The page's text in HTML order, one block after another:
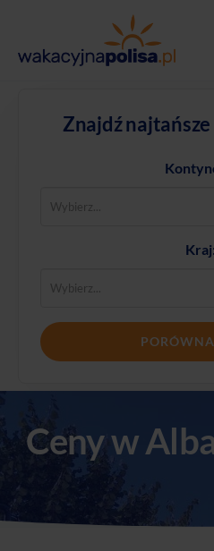
Znajdź
Kraj:
Ceny w